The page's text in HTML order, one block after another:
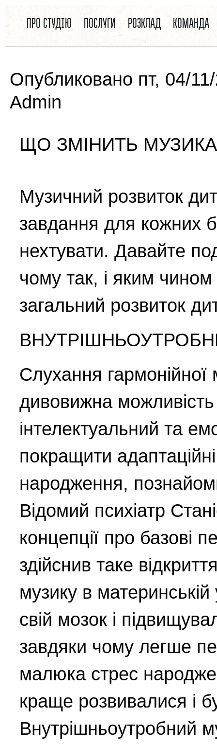
Перейти к основному содержанию
ПРО СТУДІЮ ПОСЛУГИ РОЗКЛАД КОМАНДА
ВЫ ЗДЕСЬ
Опубликовано пт, 04/
Admin
ЩО ЗМІНИТЬ
Музичний розвиток
завдання для кожних
нехтувати. Давайте
чому так, і яким
загальний розвиток
Слухання гармонійної
дивовижна
інтелектуальний та
покращити
народження,
Відомий психіатр
концепції про базові
здійснив таке
музику в
свій мозок і
завдяки чому легше
малюка стрес
краще розвивалися і
Внутрішньоутробний